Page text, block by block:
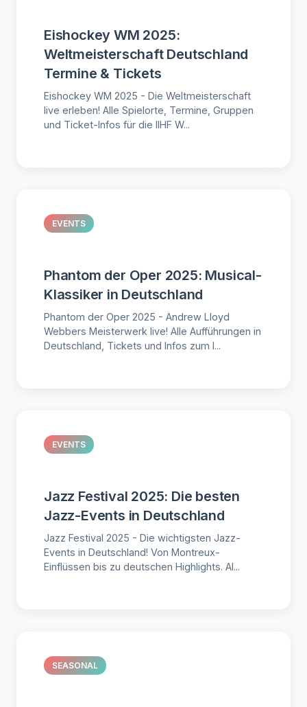
Eishockey WM 2025:
Weltmeisterschaft Deutschland
Termine & Tickets
Eishockey WM 2025 - Die Weltmeisterschaft
live erleben! Alle Spielorte, Termine, Gruppen
und Ticket-Infos für die IIHF W...
EVENTS
Phantom der Oper 2025: Musical-
Klassiker in Deutschland
Phantom der Oper 2025 - Andrew Lloyd
Webbers Meisterwerk live! Alle Aufführungen in
Deutschland, Tickets und Infos zum l...
EVENTS
Jazz Festival 2025: Die besten
Jazz-Events in Deutschland
Jazz Festival 2025 - Die wichtigsten Jazz-
Events in Deutschland! Von Montreux-
Einflüssen bis zu deutschen Highlights. Al...
SEASONAL